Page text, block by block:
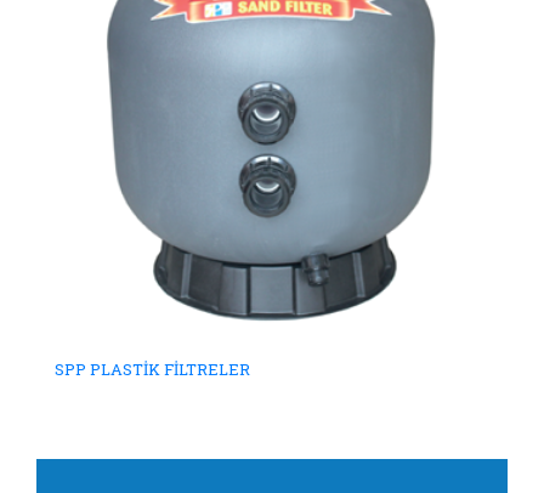
SPP PLASTİK FİLTRELER